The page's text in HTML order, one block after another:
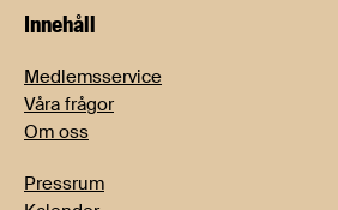
Innehåll
Medlemsservice
Våra frågor
Om oss
Pressrum